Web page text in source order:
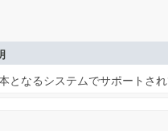
となるシステムでサポートさ